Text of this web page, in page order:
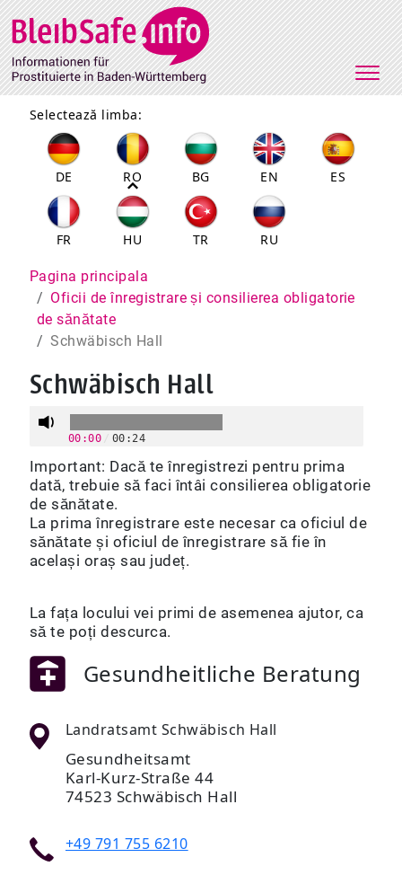
Direkt zum Inhalt
Selectează limba:
DE RO BG EN ES
FR HU TR RU
Pfadnavigation
Pagina principala
Oficii de înregistrare și consilierea obligatorie
de sănătate
Schwäbisch Hall
Schwäbisch Hall
00:00 00:24
Important: Dacă te înregistrezi pentru prima
dată, trebuie să faci întâi consilierea obligatorie
de sănătate.
La prima înregistrare este necesar ca oficiul de
sănătate și oficiul de înregistrare să fie în
același oraș sau județ.
La fața locului vei primi de asemenea ajutor, ca
să te poți descurca.
Gesundheitliche Beratung
Landratsamt Schwäbisch Hall
Gesundheitsamt
Karl-Kurz-Straße 44
74523 Schwäbisch Hall
+49 791 755 6210